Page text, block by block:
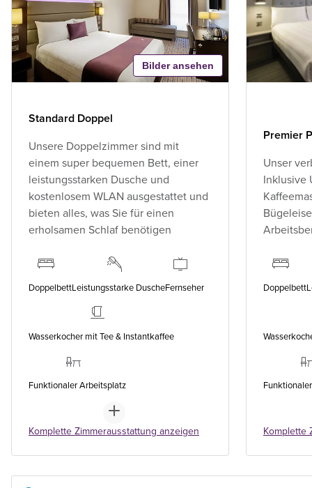
Bilder ansehen
Standard Doppel
Unsere Doppelzimmer sind mit
einem super bequemen Bett, einer
leistungsstarken Dusche und
kostenlosem WLAN ausgestattet und
bieten alles, was Sie für einen
erholsamen Schlaf benötigen
DoppelbettLeistungsstarke DuscheFernseher
Wasserkocher mit Tee & Instantkaffee
Funktionaler Arbeitsplatz
Komplette Zimmerausstattung anzeigen
Premier
Unser
Inklusive
Doppelbett
Komplette